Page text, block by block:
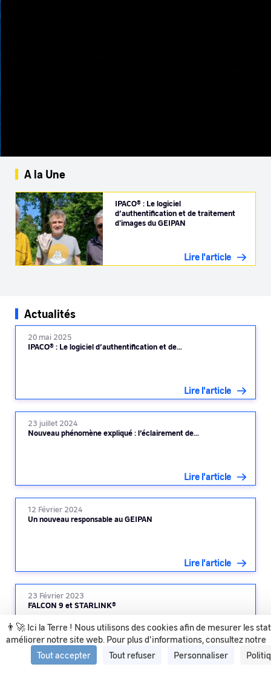
👨‍🚀 Ici la Terre ! Nous utilisons des cookies afin de mesurer les
améliorer notre site web. Pour plus d'informations, consultez notre
Tout accepter
Tout refuser Personnaliser
A la Une
IPACO® : Le logiciel
d’authentification et de traitement
d'images du GEIPAN
Lire l'article
Actualités
20 mai 2025
IPACO® : Le logiciel d’authentification et de…
Lire l'article
23 juillet 2024
Nouveau phénomène expliqué : l’éclairement de…
Lire l'article
12 Février 2024
Un nouveau responsable au GEIPAN
Lire l'article
23 Février 2023
FALCON 9 et STARLINK®
Lire l'article